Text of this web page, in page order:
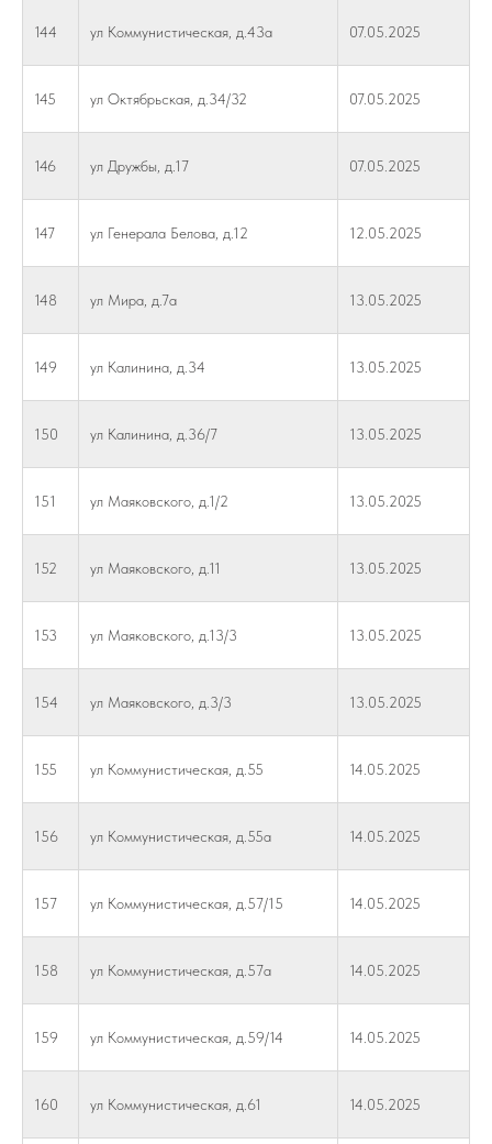
144 ул Коммунистическая, д.43а 07.05.2025
145 ул Октябрьская, д.34/32 07.05.2025
146 ул Дружбы, д.17 07.05.2025
147 ул Генерала Белова, д.12 12.05.2025
148 ул Мира, д.7а 13.05.2025
149 ул Калинина, д.34 13.05.2025
150 ул Калинина, д.36/7 13.05.2025
151 ул Маяковского, д.1/2 13.05.2025
152 ул Маяковского, д.11 13.05.2025
153 ул Маяковского, д.13/3 13.05.2025
154 ул Маяковского, д.3/3 13.05.2025
155 ул Коммунистическая, д.55 14.05.2025
156 ул Коммунистическая, д.55а 14.05.2025
157 ул Коммунистическая, д.57/15 14.05.2025
158 ул Коммунистическая, д.57а 14.05.2025
159 ул Коммунистическая, д.59/14 14.05.2025
160 ул Коммунистическая, д.61 14.05.2025